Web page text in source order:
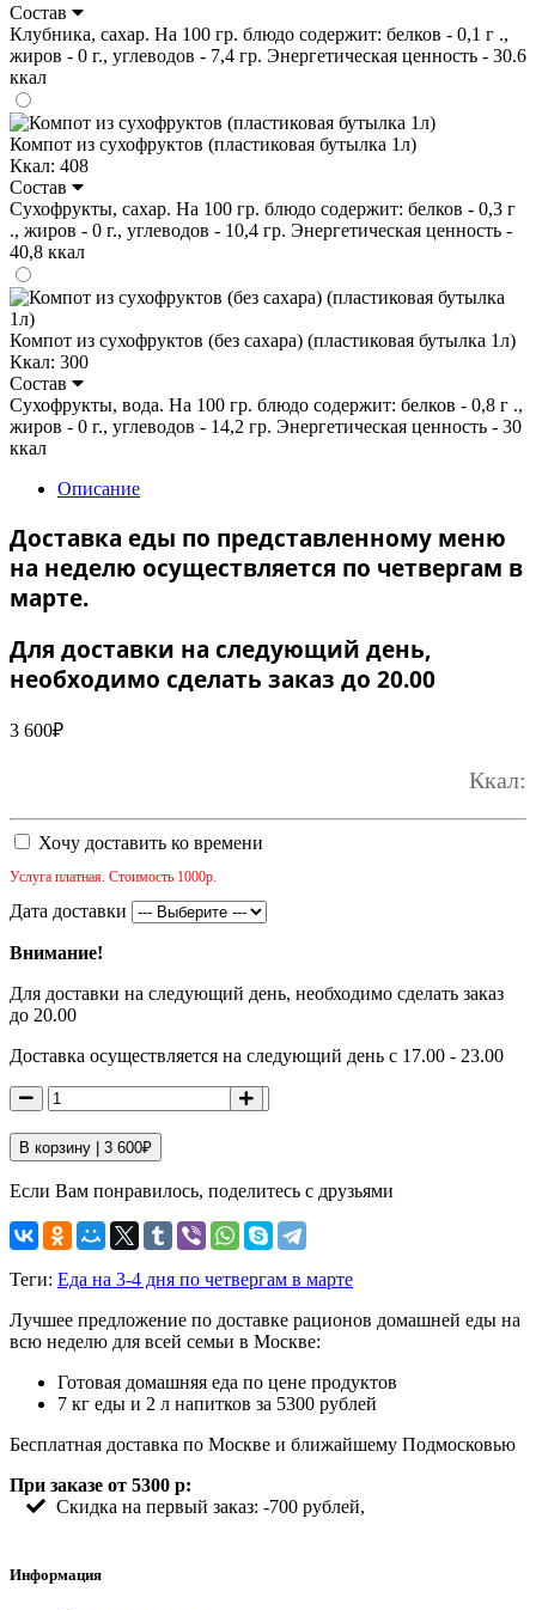
Состав
Клубника, сахар. На 100 гр. блюдо содержит: белков - 0,1 г .,
жиров - 0 г., углеводов - 7,4 гр. Энергетическая ценность - 30.6
ккал
Компот из сухофруктов (пластиковая бутылка 1л)
Ккал: 408
Состав
Сухофрукты, сахар. На 100 гр. блюдо содержит: белков - 0,3 г
., жиров - 0 г., углеводов - 10,4 гр. Энергетическая ценность -
40,8 ккал
Компот из сухофруктов (без сахара) (пластиковая бутылка 1л)
Ккал: 300
Состав
Сухофрукты, вода. На 100 гр. блюдо содержит: белков - 0,8 г .,
жиров - 0 г., углеводов - 14,2 гр. Энергетическая ценность - 30
ккал
Описание
Доставка еды по представленному меню
на неделю осуществляется по четвергам в
марте.
Для доставки на следующий день,
необходимо сделать заказ до 20.00
3 600₽
Ккал:
Хочу доставить ко времени
Услуга платная. Стоимость 1000р.
Дата доставки
Внимание!
Для доставки на следующий день, необходимо сделать заказ
до 20.00
Доставка осуществляется на следующий день с 17.00 - 23.00
В корзину | 3 600₽
Если Вам понравилось, поделитесь с друзьями
Теги: Еда на 3-4 дня по четвергам в марте
Лучшее предложение по доставке рационов домашней еды на
всю неделю для всей семьи в Москве:
Готовая домашняя еда по цене продуктов
7 кг еды и 2 л напитков за 5300 рублей
Бесплатная доставка по Москве и ближайшему Подмосковью
При заказе от 5300 р:
Скидка на первый заказ: -700 рублей,
Информация